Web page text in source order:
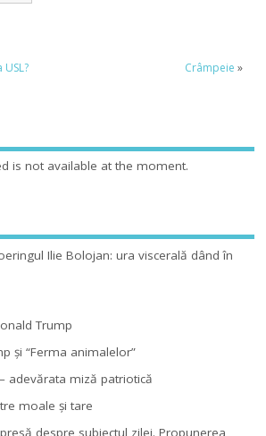
Crâmpeie »
is not available at the moment.
Ilie Bolojan: ura viscerală dând în
Trump
şi “Ferma animalelor”
adevărata miză patriotică
moale şi tare